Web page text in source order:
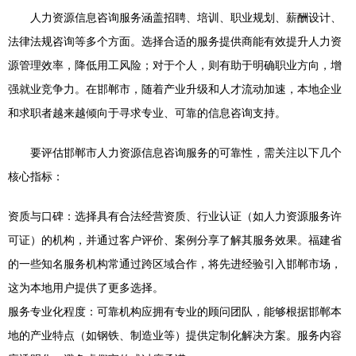
人力资源信息咨询服务涵盖招聘、培训、职业规划、薪酬设计、
法律法规咨询等多个方面。选择合适的服务提供商能有效提升人力资
源管理效率，降低用工风险；对于个人，则有助于明确职业方向，增
强就业竞争力。在邯郸市，随着产业升级和人才流动加速，本地企业
和求职者越来越倾向于寻求专业、可靠的信息咨询支持。
要评估邯郸市人力资源信息咨询服务的可靠性，需关注以下几个
核心指标：
资质与口碑：选择具有合法经营资质、行业认证（如人力资源服务许
可证）的机构，并通过客户评价、案例分享了解其服务效果。福建省
的一些知名服务机构常通过跨区域合作，将先进经验引入邯郸市场，
这为本地用户提供了更多选择。
服务专业化程度：可靠机构应拥有专业的顾问团队，能够根据邯郸本
地的产业特点（如钢铁、制造业等）提供定制化解决方案。服务内容